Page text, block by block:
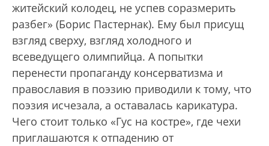
житейский колодец, не успев соразмерить
разбег» (Борис Пастернак). Ему был присущ
взгляд сверху, взгляд холодного и
всеведущего олимпийца. А попытки
перенести пропаганду консерватизма и
православия в поэзию приводили к тому, что
поэзия исчезала, а оставалась карикатура.
Чего стоит только «Гус на костре», где чехи
приглашаются к отпадению от